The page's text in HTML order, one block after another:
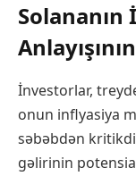
Solananın
İnvestorlar,
onun inflyasiya
səbəbdən
gəlirinin